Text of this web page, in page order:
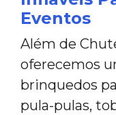
Eventos
Além de
oferecemos
brinquedos
pula-pulas,